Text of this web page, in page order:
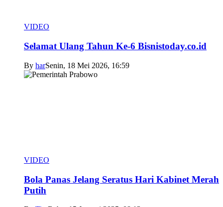
VIDEO
Selamat Ulang Tahun Ke-6 Bisnistoday.co.id
By harSenin, 18 Mei 2026, 16:59
VIDEO
Bola Panas Jelang Seratus Hari Kabinet Merah
Putih